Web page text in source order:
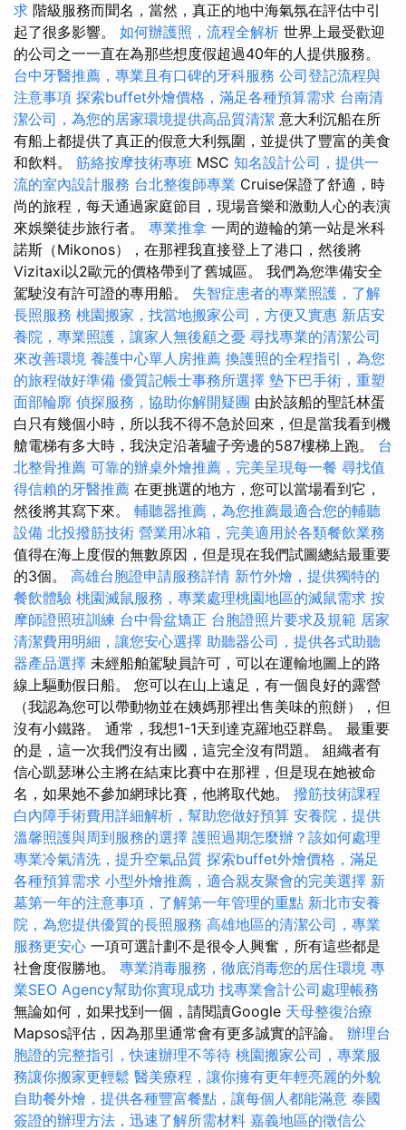
求 階級服務而聞名，當然，真正的地中海氣氛在評估中引
起了很多影響。 如何辦護照，流程全解析 世界上最受歡迎
的公司之一一直在為那些想度假超過40年的人提供服務。
台中牙醫推薦，專業且有口碑的牙科服務 公司登記流程與
注意事項 探索buffet外燴價格，滿足各種預算需求 台南清
潔公司，為您的居家環境提供高品質清潔 意大利沉船在所
有船上都提供了真正的假意大利氛圍，並提供了豐富的美食
和飲料。 筋絡按摩技術專班 MSC 知名設計公司，提供一
流的室內設計服務 台北整復師專業 Cruise保證了舒適，時
尚的旅程，每天通過家庭節目，現場音樂和激動人心的表演
來娛樂徒步旅行者。 專業推拿 一周的遊輪的第一站是米科
諾斯（Mikonos），在那裡我直接登上了港口，然後將
Vizitaxi以2歐元的價格帶到了舊城區。 我們為您準備安全
駕駛沒有許可證的專用船。 失智症患者的專業照護，了解
長照服務 桃園搬家，找當地搬家公司，方便又實惠 新店安
養院，專業照護，讓家人無後顧之憂 尋找專業的清潔公司
來改善環境 養護中心單人房推薦 換護照的全程指引，為您
的旅程做好準備 優質記帳士事務所選擇 墊下巴手術，重塑
面部輪廓 偵探服務，協助你解開疑團 由於該船的聖託林蛋
白只有幾個小時，所以我不得不急於回來，但是當我看到機
艙電梯有多大時，我決定沿著驢子旁邊的587樓梯上跑。 台
北整骨推薦 可靠的辦桌外燴推薦，完美呈現每一餐 尋找值
得信賴的牙醫推薦 在更挑選的地方，您可以當場看到它，
然後將其寫下來。 輔聽器推薦，為您推薦最適合您的輔聽
設備 北投撥筋技術 營業用冰箱，完美適用於各類餐飲業務
值得在海上度假的無數原因，但是現在我們試圖總結最重要
的3個。 高雄台胞證申請服務詳情 新竹外燴，提供獨特的
餐飲體驗 桃園滅鼠服務，專業處理桃園地區的滅鼠需求 按
摩師證照班訓練 台中骨盆矯正 台胞證照片要求及規範 居家
清潔費用明細，讓您安心選擇 助聽器公司，提供各式助聽
器產品選擇 未經船舶駕駛員許可，可以在運輸地圖上的路
線上驅動假日船。 您可以在山上遠足，有一個良好的露營
（我認為您可以帶動物並在姨媽那裡出售美味的煎餅），但
沒有小鐵路。 通常，我想1-1天到達克羅地亞群島。 最重要
的是，這一次我們沒有出國，這完全沒有問題。 組織者有
信心凱瑟琳公主將在結束比賽中在那裡，但是現在她被命
名，如果她不參加網球比賽，他將取代她。 撥筋技術課程
白內障手術費用詳細解析，幫助您做好預算 安養院，提供
溫馨照護與周到服務的選擇 護照過期怎麼辦？該如何處理
專業冷氣清洗，提升空氣品質 探索buffet外燴價格，滿足
各種預算需求 小型外燴推薦，適合親友聚會的完美選擇 新
墓第一年的注意事項，了解第一年管理的重點 新北市安養
院，為您提供優質的長照服務 高雄地區的清潔公司，專業
服務更安心 一項可選計劃不是很令人興奮，所有這些都是
社會度假勝地。 專業消毒服務，徹底消毒您的居住環境 專
業SEO Agency幫助你實現成功 找專業會計公司處理帳務
無論如何，如果找到一個，請閱讀Google 天母整復治療
Mapsos評估，因為那里通常會有更多誠實的評論。 辦理台
胞證的完整指引，快速辦理不等待 桃園搬家公司，專業服
務讓你搬家更輕鬆 醫美療程，讓你擁有更年輕亮麗的外貌
自助餐外燴，提供各種豐富餐點，讓每個人都能滿意 泰國
簽證的辦理方法，迅速了解所需材料 嘉義地區的徵信公